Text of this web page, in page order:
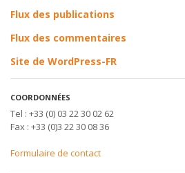
Flux des publications
Flux des commentaires
Site de WordPress-FR
COORDONNÉES
Tel : +33 (0) 03 22 30 02 62
Fax : +33 (0)3 22 30 08 36
Formulaire de contact